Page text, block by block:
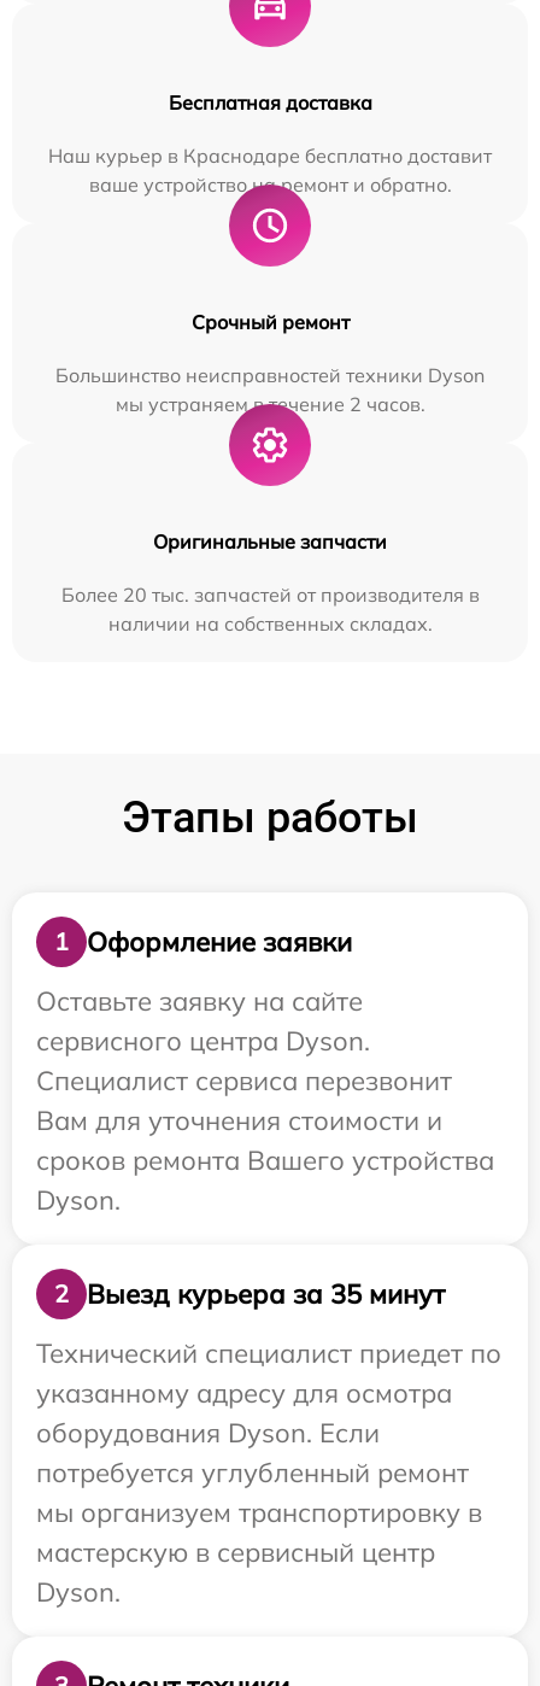
Бесплатная доставка
Наш курьер в Краснодаре бесплатно доставит
ваше устройство на ремонт и обратно.
Срочный ремонт
Большинство неисправностей техники Dyson
мы устраняем в течение 2 часов.
Оригинальные запчасти
Более 20 тыс. запчастей от производителя в
наличии на собственных складах.
Этапы работы
1
Оформление заявки
Оставьте заявку на сайте
сервисного центра Dyson.
Специалист сервиса перезвонит
Вам для уточнения стоимости и
сроков ремонта Вашего устройства
Dyson.
2
Выезд курьера за 35 минут
Технический специалист приедет по
указанному адресу для осмотра
оборудования Dyson. Если
потребуется углубленный ремонт
мы организуем транспортировку в
мастерскую в сервисный центр
Dyson.